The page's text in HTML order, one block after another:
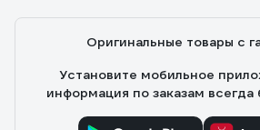
Евгений
Держатель такого типа самый
45 и 90 градусов.
Оригинальные товары с
Установите мобильное
информация по заказам всегда